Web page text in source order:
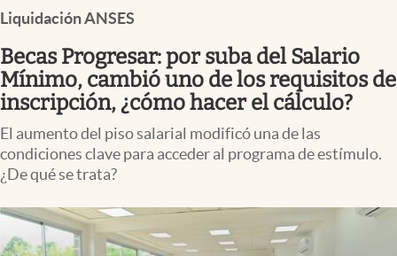
Uruguay
Mercados Online
Negocios
Columnistas
Apertura
Clase
Liquidación ANSES
Becas Progresar: por suba del Salario
Mínimo, cambió uno de los requisitos de
inscripción, ¿cómo hacer el cálculo?
El aumento del piso salarial modificó una de las
condiciones clave para acceder al programa de estímulo.
¿De qué se trata?